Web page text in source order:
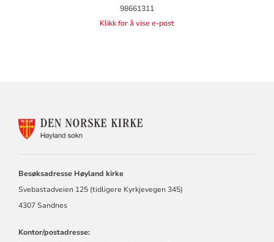
98661311
Klikk for å vise e-post
Besøksadresse Høyland kirke
Svebastadveien 125 (tidligere Kyrkjevegen 345)
4307 Sandnes
Kontor/postadresse: